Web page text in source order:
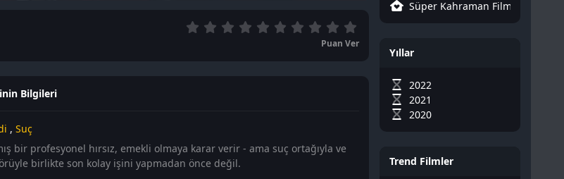
Puan Ver
Bilgileri
, Suç
bir profesyonel hırsız, emekli olmaya karar verir - ama suç ortağıyla ve
birlikte son kolay işini yapmadan önce değil.
Süper Kahraman Filmleri
Yıllar
2022
2021
2020
Trend Filmler